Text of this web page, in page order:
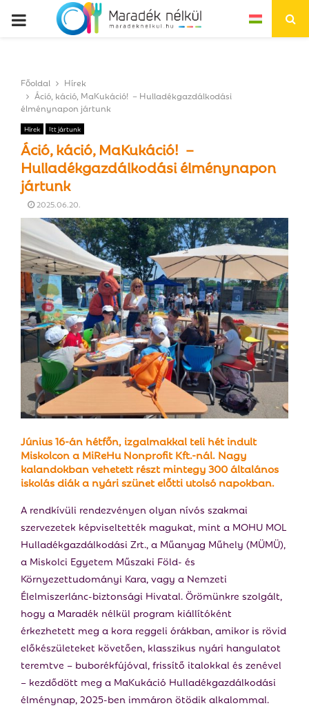
P
M
Y
M
Főoldal
Hírek
Áció, káció, MaKukáció! – Hulladékgazdálkodási
élménynapon jártunk
Hírek Itt jártunk
Áció, káció, MaKukáció! –
Hulladékgazdálkodási élménynapon
jártunk
2025.06.20.
Június 16-án hétfőn, izgalmakkal teli hét indult
Miskolcon a MiReHu Nonprofit Kft.-nál. Nagy
kalandokban vehetett részt mintegy 300 általános
iskolás diák a nyári szünet előtti utolsó napokban.
A rendkívüli rendezvényen olyan nívós szakmai
szervezetek képviseltették magukat, mint a MOHU MOL
Hulladékgazdálkodási Zrt., a Műanyag Műhely (MÜMÜ),
a Miskolci Egyetem Műszaki Föld- és
Környezettudományi Kara, vagy a Nemzeti
Élelmiszerlánc-biztonsági Hivatal. Örömünkre szolgált,
hogy a Maradék nélkül program kiállítóként
érkezhetett meg a kora reggeli órákban, amikor is rövid
előkészületeket követően, klasszikus nyári hangulatot
teremtve – buborékfújóval, frissítő italokkal és zenével
– kezdődött meg a MaKukáció Hulladékgazdálkodási
élménynap, 2025-ben immáron ötödik alkalommal.